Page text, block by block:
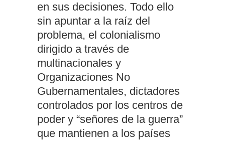
en sus decisiones. Todo ello
sin apuntar a la raíz del
problema, el colonialismo
dirigido a través de
multinacionales y
Organizaciones No
Gubernamentales, dictadores
controlados por los centros de
poder y “señores de la guerra”
que mantienen a los países